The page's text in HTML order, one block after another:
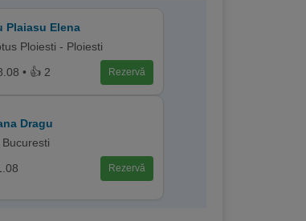
Plaiasu Elena
Ploiesti - Ploiesti
• 👍 2 Rezervă
Dragu
Rezervă